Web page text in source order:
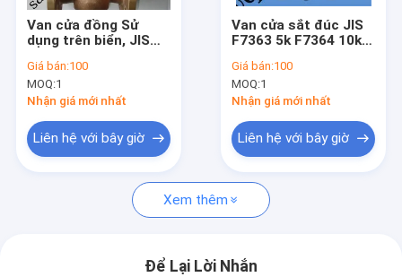
Kiểm soát chất lượng
Yêu cầu báo giá
JIS Marine Bronze Valve
JIS Marine Cast Iron Valve
Van cửa đồng Sử
dụng trên biển, JIS
Giá bán:100
MOQ:1
Nhận giá mới nhất
Liên hệ với bây giờ
Van cửa sắt đúc JIS
F7363 5k F7364 10k
Giá bán:100
MOQ:1
Nhận giá mới nhất
Liên hệ với bây giờ
Xem thêm
Để Lại Lời Nhắn